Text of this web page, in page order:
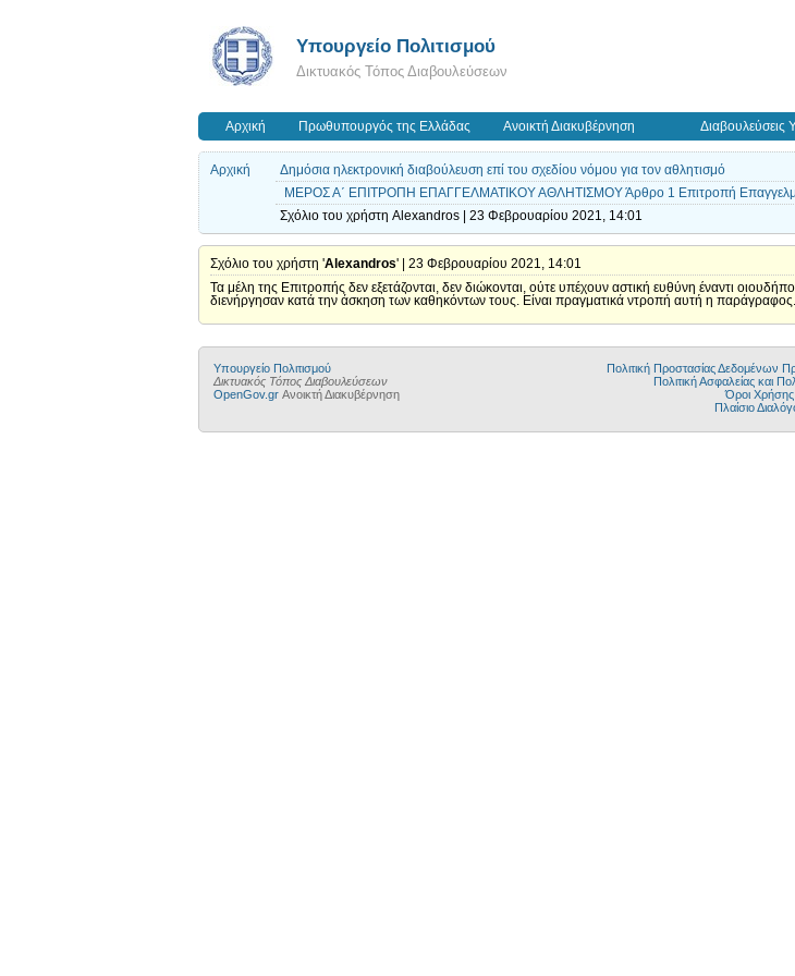
Υπουργείο Πολιτισμού
Δικτυακός Τόπος Διαβουλεύσεων
Αρχική Πρωθυπουργός της Ελλάδας Ανοικτή Διακυβέρνηση Διαβουλεύσεις
Αρχική
Δημόσια ηλεκτρονική διαβούλευση επί του σχεδίου νόμου για τον αθλητισμό
ΜΕΡΟΣ Α΄ ΕΠΙΤΡΟΠΗ ΕΠΑΓΓΕΛΜΑΤΙΚΟΥ ΑΘΛΗΤΙΣΜΟΥ Άρθρο 1 Επιτροπή
Σχόλιο του χρήστη Alexandros | 23 Φεβρουαρίου 2021, 14:01
Σχόλιο του χρήστη 'Alexandros' | 23 Φεβρουαρίου 2021, 14:01
Τα μέλη της Επιτροπής δεν εξετάζονται, δεν διώκονται, ούτε υπέχουν αστική ευθύνη έναντι
διενήργησαν κατά την άσκηση των καθηκόντων τους. Είναι πραγματικά ντροπή αυτή η παράγραφος.
Υπουργείο Πολιτισμού
Δικτυακός Τόπος Διαβουλεύσεων
OpenGov.gr Ανοικτή Διακυβέρνηση
Πολιτική Προστασίας Δεδομένων
Πολιτική Ασφαλείας και
Όροι Χρήσης
Πλαίσιο